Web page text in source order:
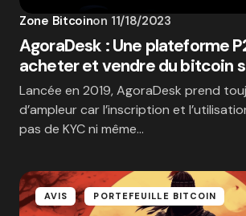
Zone Bitcoinon 11/18/2023
AgoraDesk : Une plateforme
acheter et vendre du bitcoin
Lancée en 2019, AgoraDesk prend
d’ampleur car l’inscription et
pas de KYC ni même…
AVIS PORTEFEUILLE BITCOIN